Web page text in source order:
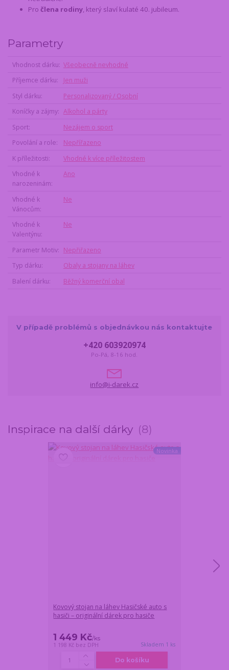
Pro člena rodiny , který slaví kulaté 40. jubileum.
Parametry
Vhodnost dárku Všeobecně nevhodné
Příjemce dárku
Jen muži
Styl dárku
Personalizovaný / Osobní
Koníčky a zájmy
Alkohol a párty
Sport
Nezájem o sport
Povolání a role
Nepřířazeno
K příležitosti
Vhodné k více příležitostem
Vhodné k
narozeninám
Ano
Vhodné k
Vánocům
Ne
Vhodné k
Valentýnu
Ne
Parametr Motiv
Nepřiřazeno
Typ dárku
Obaly a stojany na láhev
Balení dárku
Běžný komerční obal
V případě problémů s objednávkou nás kontaktujte
+420 603920974
Po-Pá, 8-16 hod.
info@i-darek.cz
Inspirace na další dárky 8
Novinka
Kovový stojan na láhev Hasičské auto s
hasiči – originální dárek pro hasiče
1 449 Kč/ks
1 198 Kč bez DPH Skladem 1 ks
Do košíku